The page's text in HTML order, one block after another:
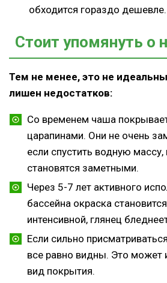
обходится гораздо дешевле.
Стоит упомянуть о
Тем не менее, это не
лишен недостатков:
Со временем чаша
царапинами. Они не очень
если спустить водную массу,
становятся заметными.
Через 5-7 лет активного
бассейна окраска
интенсивной, глянец
Если сильно
все равно видны. Это может
вид покрытия.